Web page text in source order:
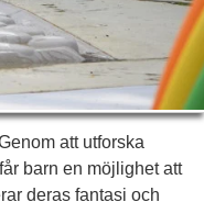
att utforska
barn en möjlighet att
deras fantasi och